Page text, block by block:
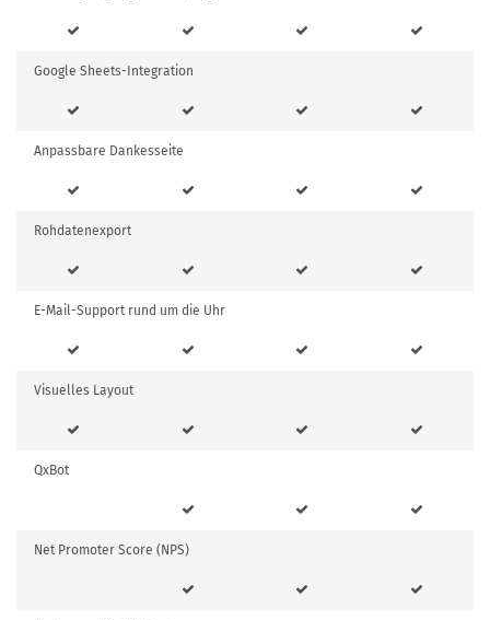
Google Sheets-Integration
Anpassbare Dankesseite
Rohdatenexport
E-Mail-Support rund um die Uhr
Visuelles Layout
QxBot
Net Promoter Score (NPS)